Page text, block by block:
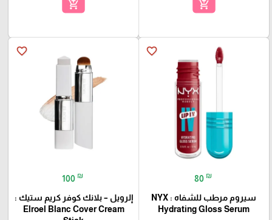
add_shopping_cart
add_shopping_cart
favorite_border
80 ₪
سيروم مرطب للشفاه : NYX
Hydrating Gloss Serum
favorite_border
100 ₪
إلرويل – بلانك كوفر كريم ستيك :
Elroel Blanc Cover Cream